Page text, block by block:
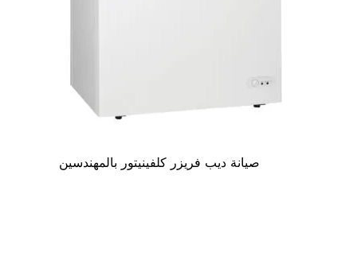
صيانة ديب فريزر كلفينيتور بالمهندسين